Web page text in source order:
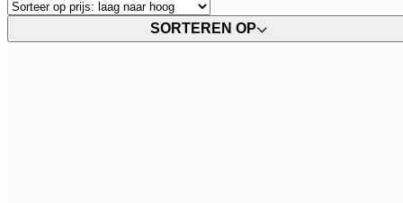
SORTEREN OP